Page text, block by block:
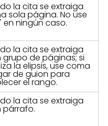
la cita se extraiga
sola página. No use
en ningún caso.
la cita se extraiga
grupo de páginas; si
la elipsis, use coma
de guion para
el rango.
la cita se extraiga
párrafo.